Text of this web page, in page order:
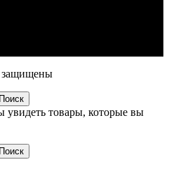
защищены
Поиск
увидеть товары, которые вы
Поиск